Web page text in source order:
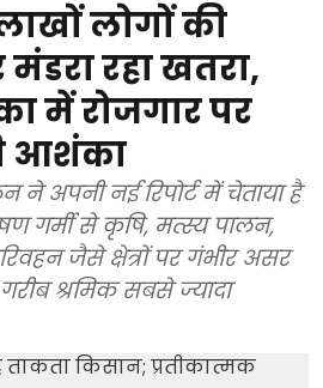
लोगों की
मंडरा रहा खतरा,
में रोजगार पर
आशंका
ने अपनी नई रिपोर्ट में चेताया है
गर्मी से कृषि, मत्स्य पालन,
जैसे क्षेत्रों पर गंभीर असर
श्रमिक सबसे ज्यादा